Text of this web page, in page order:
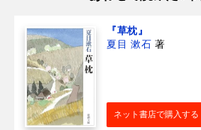
『草枕』
夏目 漱石 著
ネット書店で購入する